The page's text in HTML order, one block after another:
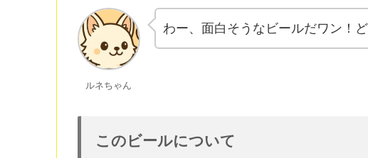
ルネちゃん
わー、面白そうなビールだワン！
このビールについて